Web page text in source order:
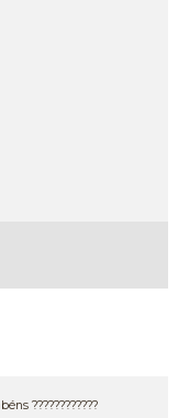
????????????